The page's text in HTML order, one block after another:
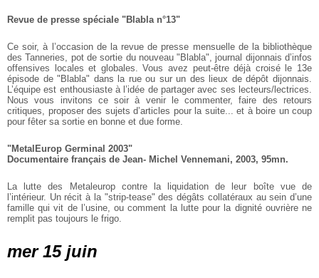
Revue de presse spéciale "Blabla n°13"
Ce soir, à l’occasion de la revue de presse mensuelle de la bibliothèque
des Tanneries, pot de sortie du nouveau "Blabla", journal dijonnais d’infos
offensives locales et globales. Vous avez peut-être déjà croisé le 13e
épisode de "Blabla" dans la rue ou sur un des lieux de dépôt dijonnais.
L’équipe est enthousiaste à l’idée de partager avec ses lecteurs/lectrices.
Nous vous invitons ce soir à venir le commenter, faire des retours
critiques, proposer des sujets d’articles pour la suite... et à boire un coup
pour fêter sa sortie en bonne et due forme.
"MetalEurop Germinal 2003"
Documentaire français de Jean- Michel Vennemani, 2003, 95mn.
La lutte des Metaleurop contre la liquidation de leur boîte vue de
l’intérieur. Un récit à la "strip-tease" des dégâts collatéraux au sein d’une
famille qui vit de l’usine, ou comment la lutte pour la dignité ouvrière ne
remplit pas toujours le frigo.
mer 15 juin